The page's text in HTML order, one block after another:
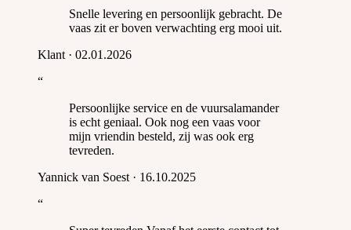
Snelle levering en persoonlijk gebracht. De
vaas zit er boven verwachting erg mooi uit.
Klant · 02.01.2026
“
Persoonlijke service en de vuursalamander
is echt geniaal. Ook nog een vaas voor
mijn vriendin besteld, zij was ook erg
tevreden.
Yannick van Soest · 16.10.2025
“